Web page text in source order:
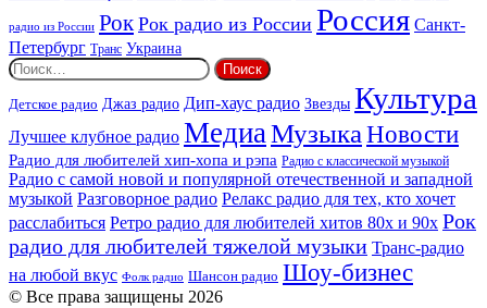
радио из России Рок Рок радио из России Россия Санкт-
Петербург Транс Украина
Найти:
Детское радио Джаз радио Дип-хаус радио Звезды Культура
Лучшее клубное радио МедиаМузыкаНовости
Радио для любителей хип-хопа и рэпа Радио с классической музыкой
Радио с самой новой и популярной отечественной и западной
музыкой Разговорное радио Релакс радио для тех, кто хочет
расслабиться Ретро радио для любителей хитов 80х и 90х Рок
радио для любителей тяжелой музыки Транс-радио
на любой вкус Фолк радио Шансон радио Шоу-бизнес
© Все права защищены 2026